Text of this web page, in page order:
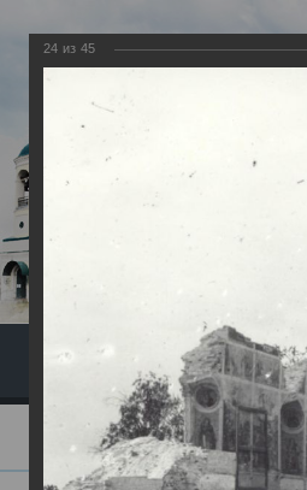
Экскурсия
24 из 45